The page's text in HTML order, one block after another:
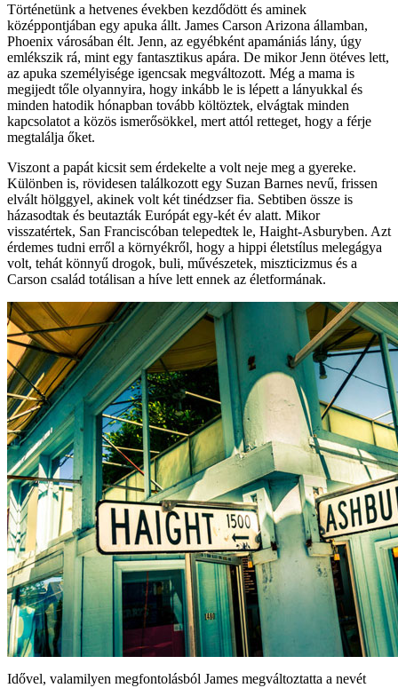
Történetünk a hetvenes években kezdődött és aminek
középpontjában egy apuka állt. James Carson Arizona államban,
Phoenix városában élt. Jenn, az egyébként apamániás lány, úgy
emlékszik rá, mint egy fantasztikus apára. De mikor Jenn ötéves lett,
az apuka személyisége igencsak megváltozott. Még a mama is
megijedt tőle olyannyira, hogy inkább le is lépett a lányukkal és
minden hatodik hónapban tovább költöztek, elvágtak minden
kapcsolatot a közös ismerősökkel, mert attól retteget, hogy a férje
megtalálja őket.
Viszont a papát kicsit sem érdekelte a volt neje meg a gyereke.
Különben is, rövidesen találkozott egy Suzan Barnes nevű, frissen
elvált hölggyel, akinek volt két tinédzser fia. Sebtiben össze is
házasodtak és beutazták Európát egy-két év alatt. Mikor
visszatértek, San Franciscóban telepedtek le, Haight-Asburyben. Azt
érdemes tudni erről a környékről, hogy a hippi életstílus melegágya
volt, tehát könnyű drogok, buli, művészetek, miszticizmus és a
Carson család totálisan a híve lett ennek az életformának.
Idővel, valamilyen megfontolásból James megváltoztatta a nevét